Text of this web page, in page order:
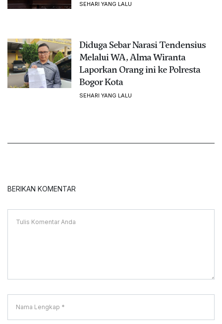
SEHARI YANG LALU
Diduga Sebar Narasi Tendensius
Melalui WA, Alma Wiranta
Laporkan Orang ini ke Polresta
Bogor Kota
SEHARI YANG LALU
BERIKAN KOMENTAR